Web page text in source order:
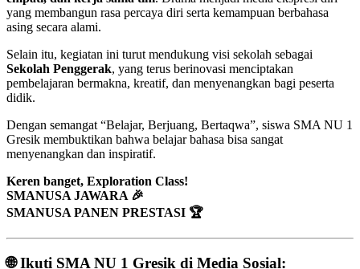
yang membangun rasa percaya diri serta kemampuan berbahasa
asing secara alami.
Selain itu, kegiatan ini turut mendukung visi sekolah sebagai
Sekolah Penggerak, yang terus berinovasi menciptakan
pembelajaran bermakna, kreatif, dan menyenangkan bagi peserta
didik.
Dengan semangat “Belajar, Berjuang, Bertaqwa”, siswa SMA NU 1
Gresik membuktikan bahwa belajar bahasa bisa sangat
menyenangkan dan inspiratif.
Keren banget, Exploration Class!
SMANUSA JAWARA 🎉
SMANUSA PANEN PRESTASI 🏆
🌐Ikuti SMA NU 1 Gresik di Media Sosial: